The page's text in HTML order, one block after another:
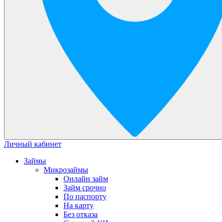
Личный кабинет
Займы
Микрозаймы
Онлайн займ
Займ срочно
По паспорту
На карту
Без отказа